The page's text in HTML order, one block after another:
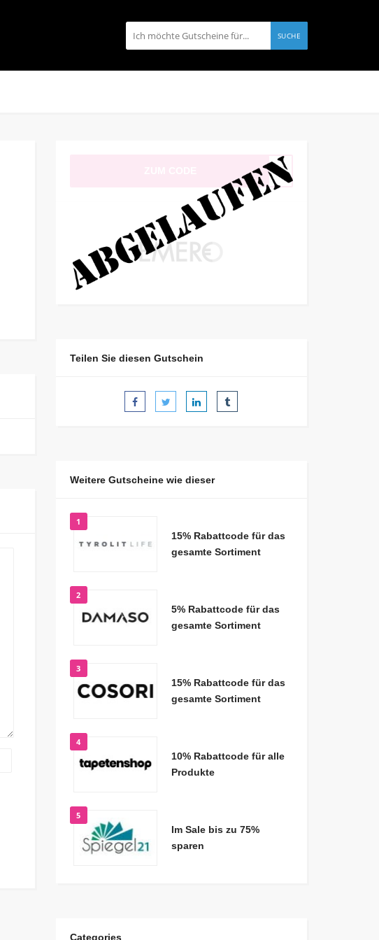
SUCHE
Teilen Sie diesen Gutschein
Weitere Gutscheine wie dieser
1
15% Rabattcode für das
gesamte Sortiment
2
5% Rabattcode für das
gesamte Sortiment
3
15% Rabattcode für das
gesamte Sortiment
4
10% Rabattcode für alle
Produkte
5
Im Sale bis zu 75%
sparen
Categories